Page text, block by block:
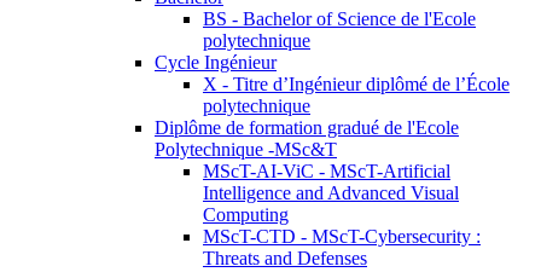
BS - Bachelor of Science de l'Ecole
polytechnique
Cycle Ingénieur
X - Titre d’Ingénieur diplômé de l’École
polytechnique
Diplôme de formation gradué de l'Ecole
Polytechnique -MSc&T
MScT-AI-ViC - MScT-Artificial
Intelligence and Advanced Visual
Computing
MScT-CTD - MScT-Cybersecurity :
Threats and Defenses